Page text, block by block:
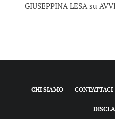
GIUSEPPINA LESAsu
CHI SIAMO CONTATTACI